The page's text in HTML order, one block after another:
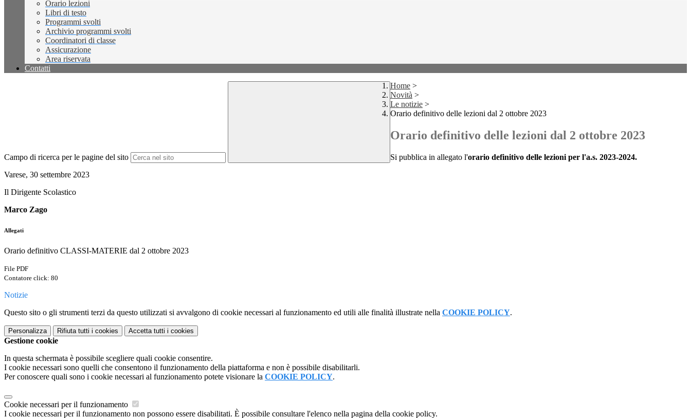
Orario lezioni
Libri di testo
Programmi svolti
Archivio programmi svolti
Coordinatori di classe
Assicurazione
Area riservata
Contatti
Campo di ricerca per le pagine del sito
Home >
Novità >
Le notizie >
Orario definitivo delle lezioni dal 2 ottobre 2023
Orario definitivo delle lezioni dal 2 ottobre 2023
Si pubblica in allegato l'orario definitivo delle lezioni per l'a.s. 2023-2024.
Varese, 30 settembre 2023
Il Dirigente Scolastico
Marco Zago
Allegati
Orario definitivo CLASSI-MATERIE dal 2 ottobre 2023
File PDF
Contatore click: 80
Notizie
Questo sito o gli strumenti terzi da questo utilizzati si avvalgono di cookie necessari al funzionamento ed utili alle finalità illustrate nella COOKIE POLICY.
Personalizza Rifiuta tutti i cookies Accetta tutti i cookies
Gestione cookie
In questa schermata è possibile scegliere quali cookie consentire.
I cookie necessari sono quelli che consentono il funzionamento della piattaforma e non è possibile disabilitarli.
Per conoscere quali sono i cookie necessari al funzionamento potete visionare la COOKIE POLICY.
Cookie necessari per il funzionamento
I cookie necessari per il funzionamento non possono essere disabilitati. È possibile consultare l'elenco nella pagina della cookie policy.